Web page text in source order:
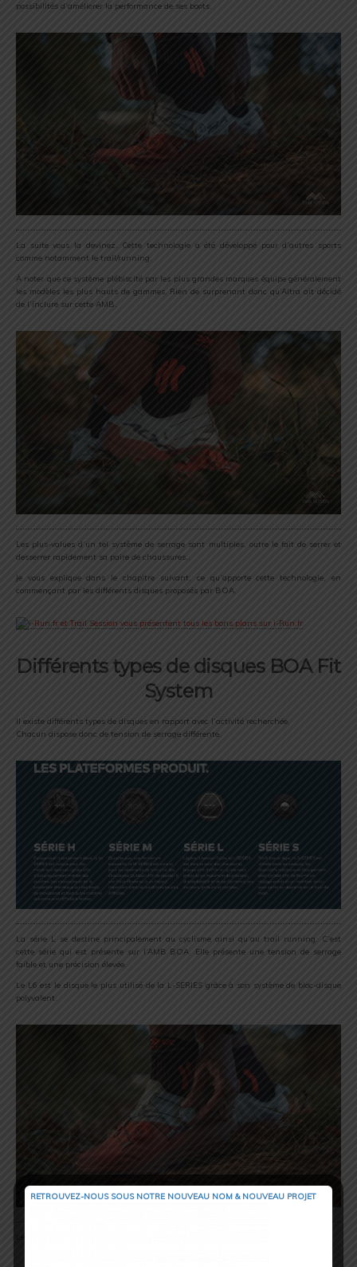
possibilités d’améliorer la performance de ses boots.
La suite vous la devinez. Cette technologie a été développé pour d’autres sports
comme notamment le trail/running.
À noter que ce système plébiscité par les plus grandes marques équipe généralement
les modèles les plus hauts de gammes. Rien de surprenant donc qu’Altra ait décidé
de l’inclure sur cette AMB.
Les plus-values d’un tel système de serrage sont multiples, outre le fait de serrer et
desserrer rapidement sa paire de chaussures..
Je vous explique dans le chapitre suivant, ce qu’apporte cette technologie, en
commençant par les différents disques proposés par BOA.
Différents types de disques BOA Fit
System
Il existe différents types de disques en rapport avec l’activité recherchée.
Chacun dispose donc de tension de serrage différente.
La série L se destine principalement au cyclisme ainsi qu’au trail running. C’est
cette série qui est présente sur l’AMB BOA. Elle présente une tension de serrage
faible et une précision élevée.
Le L6 est le disque le plus utilisé de la L-SERIES grâce à son système de bloc-disque
polyvalent.
RETROUVEZ-NOUS SOUS NOTRE NOUVEAU NOM & NOUVEAU PROJET